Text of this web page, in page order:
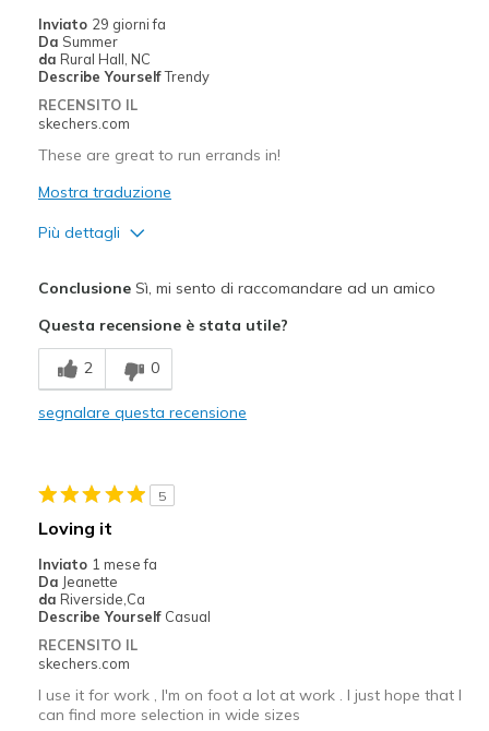
Sizing
View On Shoes
I'm Into Shoes
Inviato 29 giorni fa
Da Summer
da Rural Hall, NC
Describe YourselfTrendy
RECENSITO IL
skechers.com
These are great to run errands in!
Mostra traduzione
Più dettagli
Breathe Well
Comfortable
Migliori Utilizzi:
Width
Sizing
Feels true to size
View On Shoes
ConclusioneSì, mi sento di raccomandare ad un amico
Questa recensione è stata utile?
2 0
segnalare questa recensione
5
Loving it
Inviato 1 mese fa
Da Jeanette
da Riverside,Ca
Describe Yourself Casual
RECENSITO IL
skechers.com
I use it for work , I'm on foot a lot at work . I just hope that I
can find more selection in wide sizes